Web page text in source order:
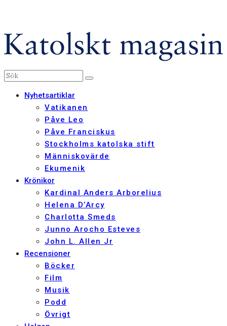
Nyhetsartiklar
Vatikanen
Påve Leo
Påve Franciskus
Stockholms katolska stift
Människovärde
Ekumenik
Krönikor
Kardinal Anders Arborelius
Helena D’Arcy
Charlotta Smeds
Junno Arocho Esteves
John L. Allen Jr
Recensioner
Böcker
Film
Musik
Podd
Övrigt